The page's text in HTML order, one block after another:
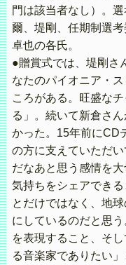
門は該当者なし）。
爾、堤剛、任期制選
卓也の各氏。
●贈賞式では、堤剛さ
なたのパイオニア・
ころがある。旺盛な
る」。続いて新倉さ
かった。15年前にCD
の方に支えていただ
だなあと思う感情を
気持ちをシェアでき
とだけではなく、地
にしているのだと思
を表現すること、そ
る音楽家でありたい